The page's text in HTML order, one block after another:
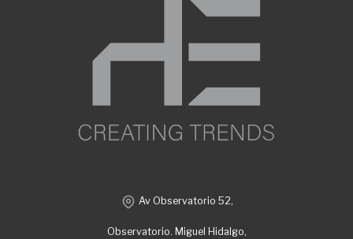
Av Observatorio 52,
Observatorio. Miguel Hidalgo,